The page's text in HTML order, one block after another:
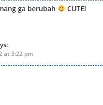
ga berubah CUTE!
at 3:22 pm